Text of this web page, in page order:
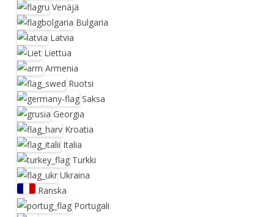
Venäjä
Bulgaria
Latvia
Liettua
Armenia
Ruotsi
Saksa
Georgia
Kroatia
Italia
Turkki
Ukraina
Ranska
Portugali